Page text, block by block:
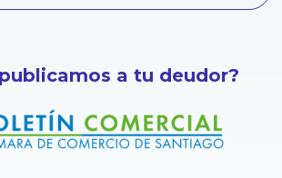
a tu deudor?